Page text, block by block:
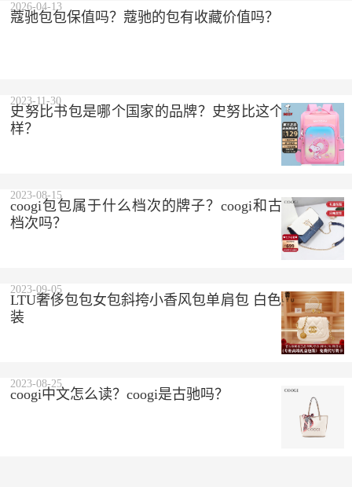
蔻驰包包保值吗？蔻驰的包有收藏价值吗？
2026-04-13
史努比书包是哪个国家的品牌？史努比这个品牌怎么
样？
2023-11-30
coogi包包属于什么档次的牌子？coogi和古驰是一个
档次吗？
2023-08-15
LTU奢侈包包女包斜挎小香风包单肩包 白色 精美礼盒
装
2023-09-05
coogi中文怎么读？coogi是古驰吗？
2023-08-25